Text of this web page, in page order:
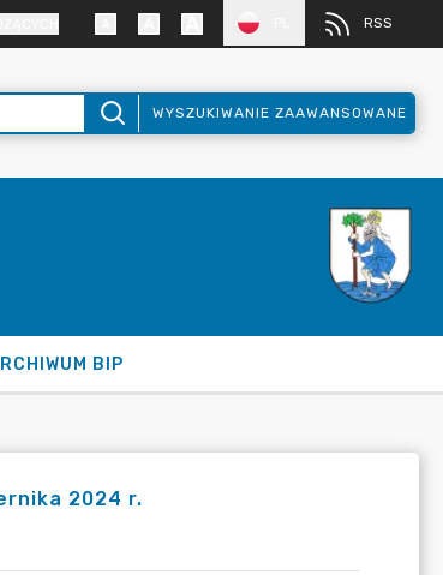
RSS
WYSZUKIWANIE ZAAWANSOWANE
BIP
2024 r.